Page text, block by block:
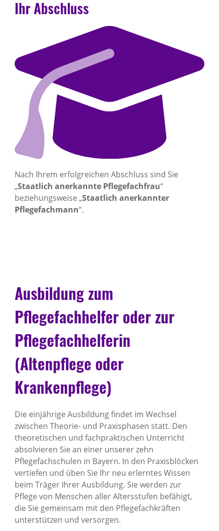
Ihr Abschluss
Nach Ihrem erfolgreichen Abschluss sind Sie
„Staatlich anerkannte Pflegefachfrau“
beziehungsweise „Staatlich anerkannter
Pflegefachmann“.
Ausbildung zum
Pflegefachhelfer oder zur
Pflegefachhelferin
(Altenpflege oder
Krankenpflege)
Die einjährige Ausbildung findet im Wechsel
zwischen Theorie- und Praxisphasen statt. Den
theoretischen und fachpraktischen Unterricht
absolvieren Sie an einer unserer zehn
Pflegefachschulen in Bayern. In den Praxisblöcken
vertiefen und üben Sie Ihr neu erlerntes Wissen
beim Träger Ihrer Ausbildung. Sie werden zur
Pflege von Menschen aller Altersstufen befähigt,
die Sie gemeinsam mit den Pflegefachkräften
unterstützen und versorgen.